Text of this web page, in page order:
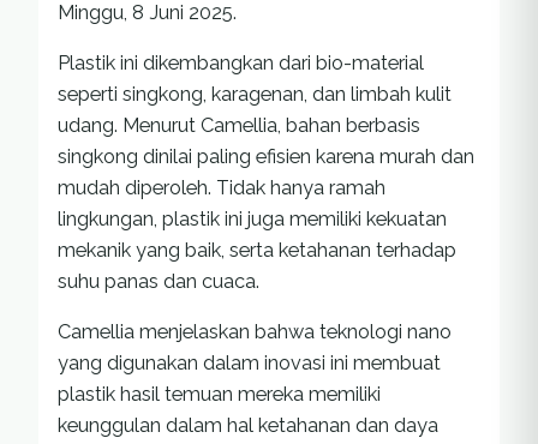
Minggu, 8 Juni 2025.
Plastik ini dikembangkan dari bio-material
seperti singkong, karagenan, dan limbah kulit
udang. Menurut Camellia, bahan berbasis
singkong dinilai paling efisien karena murah dan
mudah diperoleh. Tidak hanya ramah
lingkungan, plastik ini juga memiliki kekuatan
mekanik yang baik, serta ketahanan terhadap
suhu panas dan cuaca.
Camellia menjelaskan bahwa teknologi nano
yang digunakan dalam inovasi ini membuat
plastik hasil temuan mereka memiliki
keunggulan dalam hal ketahanan dan daya